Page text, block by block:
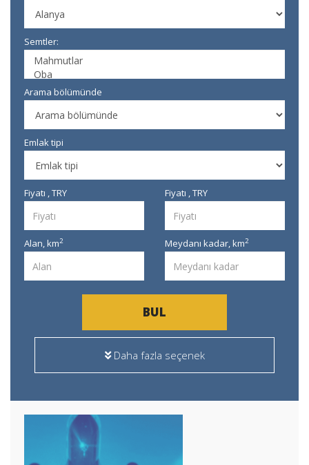
Semtler:
Arama bölümünde
Emlak tipi
Fiyatı , TRY Fiyatı , TRY
Alan,km2 Meydanı kadar,km2
BUL
Daha fazla seçenek